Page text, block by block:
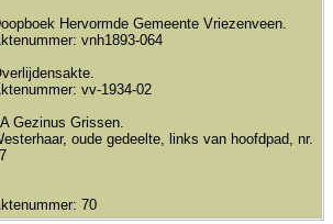
Hervormde Gemeente Vriezenveen.
vnh1893-064
vv-1934-02
Gezinus Grissen.
oude gedeelte, links van hoofdpad, nr.
70